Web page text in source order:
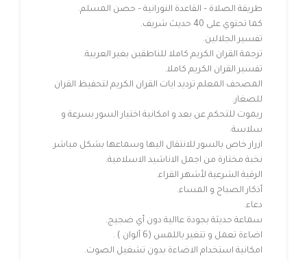
طريقة الصلاة – القاعدة النورانية – حصن المسلم.
كما تحتوي على 40 حديث شريف.
تفسير الجلالين.
ترجمة القران الكريم كاملا للناطقين بغير العربية.
تفسير القران الكريم كاملا.
المصحف المعلم ترديد ايات القران الكريم لتحفيظ القران
للصغار.
ريموت للتحكم عن بعد و امكانية اختيار السور بسرعة و
سلاسة.
ازرار خاص بالسور للانتقال اليها وسماعها بشكل مباشر.
نخبة مختارة من اجمل الاناشيد الاسلامية.
الرقية الشرعية لأشهر القراء.
أذكار الصباح و المساء.
دعاء.
سماعة حديثة بجودة عاالية دون أي ضجيج.
اضاءة تعمل و تتغير باللمس (6 ألوان ) .
امكانية استخدام الاضاءة بدون تشغيل الصوت.